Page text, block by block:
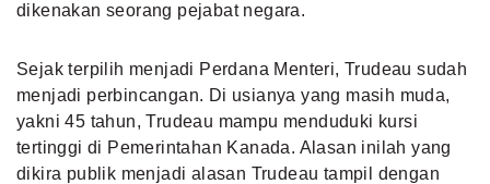
dikenakan seorang pejabat negara.
Sejak terpilih menjadi Perdana Menteri, Trudeau sudah
menjadi perbincangan. Di usianya yang masih muda,
yakni 45 tahun, Trudeau mampu menduduki kursi
tertinggi di Pemerintahan Kanada. Alasan inilah yang
dikira publik menjadi alasan Trudeau tampil dengan